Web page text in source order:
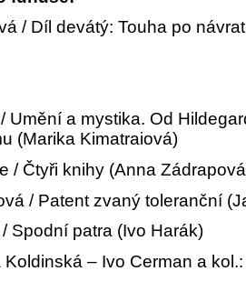
/ Díl devátý: Touha po
Umění a mystika. Od
(Marika Kimatraiová)
/ Čtyři knihy (Anna
/ Patent zvaný toleranční
Spodní patra (Ivo Harák)
Koldinská – Ivo Cerman a